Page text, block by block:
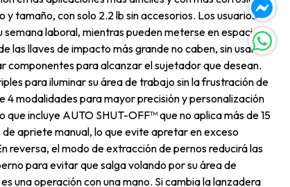
tamaño, con solo 2.2 lb sin accesorios. Los usuarios
laboral, mientras pueden meterse en espacios
las llaves de impacto más grande no caben, sin usar
componentes para alcanzar el sujetador que desean.
para iluminar su área de trabajo sin la frustración de
4 modalidades para mayor precisión y personalización
que incluye AUTO SHUT-OFF™ que no aplica más de 15
apriete manual, lo que evite apretar en exceso
reversa, el modo de extracción de pernos reducirá las
para evitar que salga volando por su área de
una operación con una mano. Si cambia la lanzadera